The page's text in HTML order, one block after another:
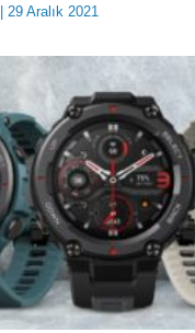
| 29 Aralık 2021